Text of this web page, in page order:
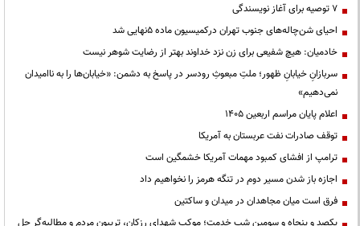
۷ توصیه برای آغاز نویسندگی
احیای شن‌چاله‌های جنوب تهران درکمیسیون ماده ۵نهایی شد
خادمیان: هیچ شفیعی برای زن نزد خداوند بهتر از رضایت شوهر نیست
سربازانِ خیابانِ ظهور؛ ملتِ مبعوثِ رودسر در پاسخ به دشمن: «خیابان‌ها را به ناامیدان
نمی‌دهیم»
اعلام پایان مراسم اربعین ۱۴۰۵
توقف صادرات نفت عربستان به آمریکا
ترامپ از افشای کمبود مهمات آمریکا خشمگین است
اجازه باز شدن مسیر دوم در تنگه هرمز را نخواهیم داد
فرق است میان مجاهدان در میدان و ساکتین
یکصد و پنجاه و سومین شب خدمت؛ موکب شهدای رزکان، تریبون مردم و مطالبه‌گر حل